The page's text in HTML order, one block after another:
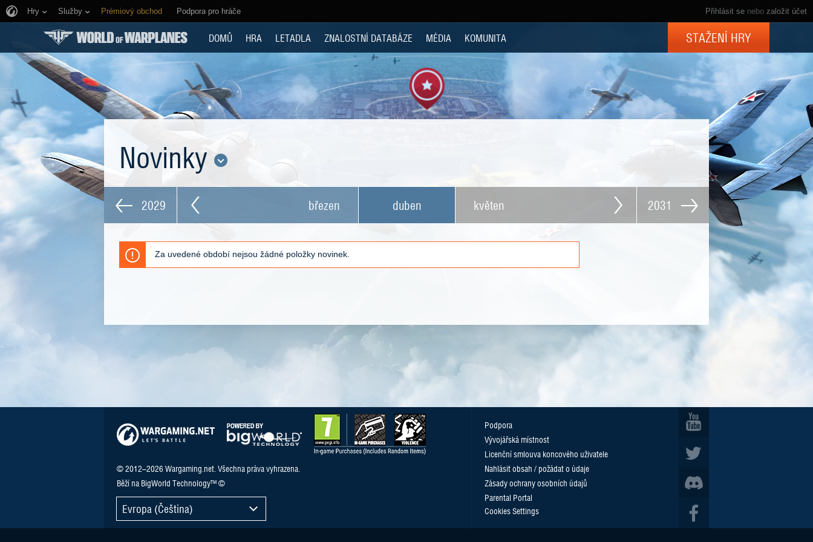
Přihlásit se nebo založit účet
Hry Služby Prémiový obchod Podpora pro hráče
DOMŮ HRA LETADLA ZNALOSTNÍ DATABÁZE MÉDIA KOMUNITA STAŽENÍ HRY
Novinky
2029 březen duben květen 2031
Za uvedené období nejsou žádné položky novinek.
© 2012–2026 Wargaming.net. Všechna práva vyhrazena.
Běží na BigWorld Technology™ ©
Evropa (Čeština)
Podpora
Vývojářská místnost
Licenční smlouva koncového uživatele
Nahlásit obsah / požádat o údaje
Zásady ochrany osobních údajů
Parental Portal
Cookies Settings